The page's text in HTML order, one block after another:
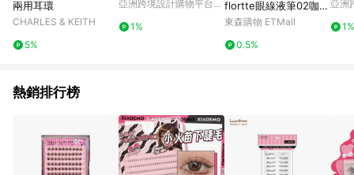
兩用耳環
CHARLES & KEITH
5%
亞洲跨境設計購物平台
1%
flortte眼線液筆02咖啡
奶凍棕色眼線假睫毛
東森購物 ETMall
0.5%
亞洲
1%
熱銷排行榜